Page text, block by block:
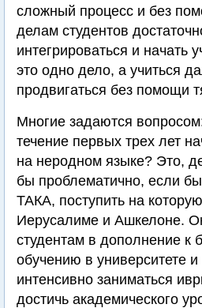
сложный процесс и без
делам студентов
интегрироваться и начать
это одно дело, а учиться
продвигаться без помощи
Многие задаются
течение первых трех лет
на неродном языке? Это,
бы проблематично, если
ТАКА, поступить на
Иерусалиме и Ашкелоне.
студентам в дополнение к
обучению в университете и
интенсивно заниматься
достичь академического